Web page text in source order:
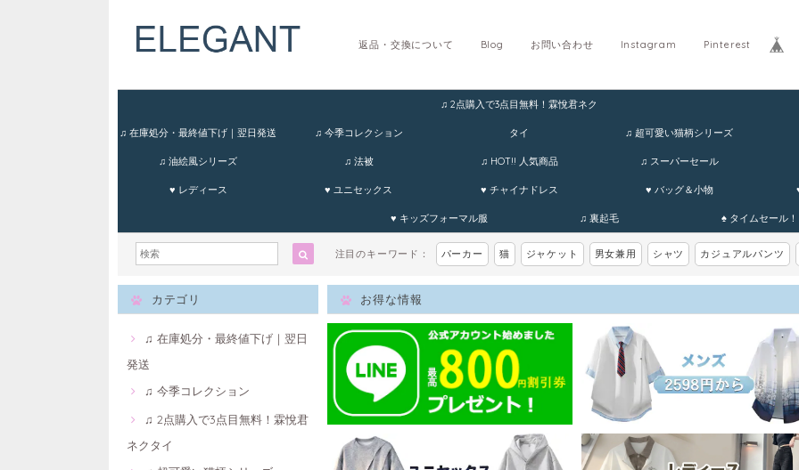
Pinterest
Instagram
お問い合わせ
Blog
返品・交換について
♫ 在庫処分・最終値下げ｜翌日発送 ♫ 今季コレクション
♫ 2点購入で3点目無料！霖悅君ネク
タイ ♫ 超可愛い猫柄シリーズ
♫ 油絵風シリーズ ♫ 法被 ♫ HOT!! 人気商品 ♫ スーパーセール
♥ レディース ♥ ユニセックス ♥ チャイナドレス ♥ バッグ＆小物
♥ キッズフォーマル服 ♫ 裏起毛 ♠ タイムセール！
注目のキーワード： パーカー 猫 ジャケット 男女兼用 シャツ カジュアルパンツ
カテゴリ
♫ 在庫処分・最終値下げ｜翌日
発送
♫ 今季コレクション
♫ 2点購入で3点目無料！霖悅君
ネクタイ
お得な情報